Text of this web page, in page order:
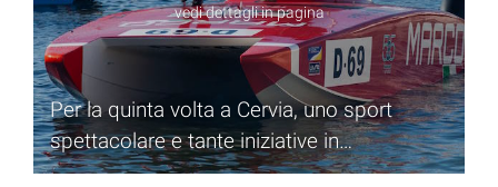
vedi dettagli in pagina
Per la quinta volta a Cervia, uno sport
spettacolare e tante iniziative in
programma